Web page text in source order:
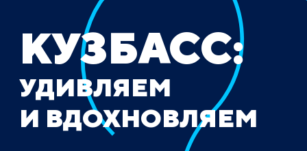
КУЗБАСС:
УДИВЛЯЕМ
И ВДОХНОВЛЯЕМ